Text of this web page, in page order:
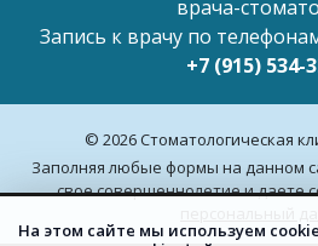
врача-
Запись к врачу по
+7 (915) 534-
© 2026 Стоматологическая
Заполняя любые формы на данном
свое совершеннолетие и даете
На этом сайте мы используем